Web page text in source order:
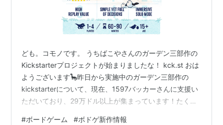
ども。コモノです。 うちばこやさんのガーデン三部作の
Kickstarterプロジェクトが始まりましたな！ kck.st おは
ようございます🦕昨日から実施中のガーデン三部作の
kickstarterについて、現在、1597バッカーさんに支援い
ただいており、29万ドル以上が集まっています！たくさ
#ボードゲーム #ボドゲ新作情報